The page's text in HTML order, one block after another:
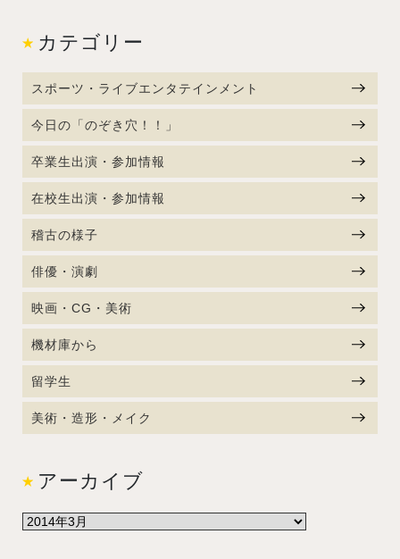
カテゴリー
スポーツ・ライブエンタテインメント
今日の「のぞき穴！！」
卒業生出演・参加情報
在校生出演・参加情報
稽古の様子
俳優・演劇
映画・CG・美術
機材庫から
留学生
美術・造形・メイク
アーカイブ